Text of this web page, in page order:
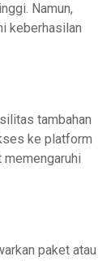
Namun,
keberhasilan
tambahan
ke platform
paket atau